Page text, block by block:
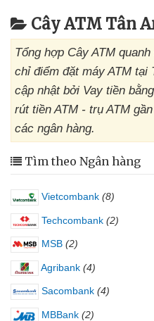
Cây ATM Tân
Tổng hợp Cây ATM
chỉ điểm đặt máy ATM tại
cập nhật bởi Vay tiền
rút tiền ATM - trụ ATM
các ngân hàng.
Tìm theo Ngân hàng
Vietcombank (8)
Techcombank (2)
MSB (2)
Agribank (4)
Sacombank (4)
MBBank (2)